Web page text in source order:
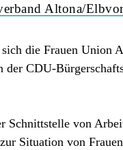
Altona/
die Frauen Union
CDU-
Schnittstelle von
Situation von